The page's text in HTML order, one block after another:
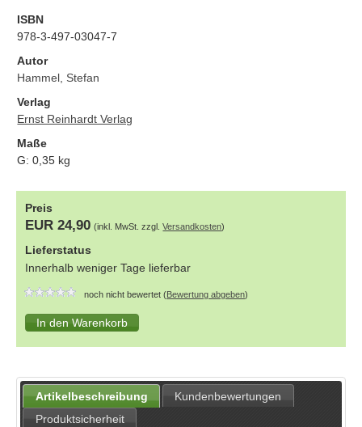
ISBN
978-3-497-03047-7
Autor
Hammel, Stefan
Verlag
Ernst Reinhardt Verlag
Maße
G:0,35 kg
Preis
EUR 24,90 (inkl. MwSt. zzgl.Versandkosten)
Lieferstatus
Innerhalb weniger Tage lieferbar
noch nicht bewertet (Bewertung abgeben)
Artikelbeschreibung
Kundenbewertungen
Produktsicherheit